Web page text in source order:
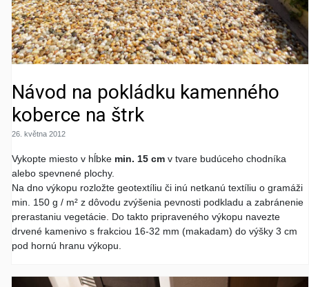
Návod na pokládku kamenného
koberce na štrk
26. května 2012
Vykopte miesto v hĺbke min. 15 cm v tvare budúceho chodníka
alebo spevnené plochy.
Na dno výkopu rozložte geotextíliu či inú netkanú textíliu o gramáži
min. 150 g / m² z dôvodu zvýšenia pevnosti podkladu a zabránenie
prerastaniu vegetácie. Do takto pripraveného výkopu navezte
drvené kamenivo s frakciou 16-32 mm (makadam) do výšky 3 cm
pod hornú hranu výkopu.